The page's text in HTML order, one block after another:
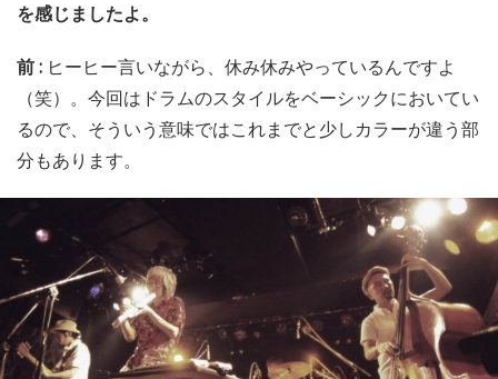
を感じましたよ。
前 : ヒーヒー言いながら、休み休みやっているんですよ
（笑）。今回はドラムのスタイルをベーシックにおいてい
るので、そういう意味ではこれまでと少しカラーが違う部
分もあります。